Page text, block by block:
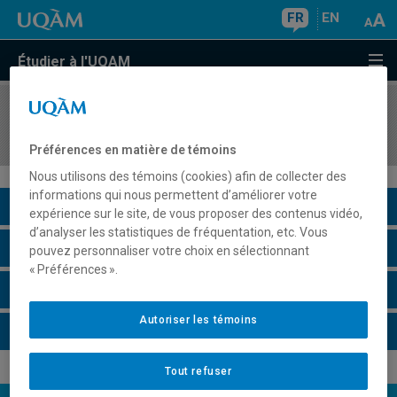
FR EN
Étudier à l'UQAM
COURS//
Description du cours
Horaire - Été 2026
Préférences en matière de témoins
Nous utilisons des témoins (cookies) afin de collecter des
informations qui nous permettent d’améliorer votre
expérience sur le site, de vous proposer des contenus vidéo,
d’analyser les statistiques de fréquentation, etc. Vous
pouvez personnaliser votre choix en sélectionnant
« Préférences ».
Tout refuser
Autoriser les témoins